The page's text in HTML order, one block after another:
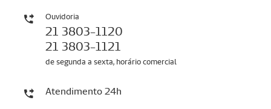
Ouvidoria
21 3803-1120
21 3803-1121
de segunda a sexta, horário comercial
Atendimento 24h